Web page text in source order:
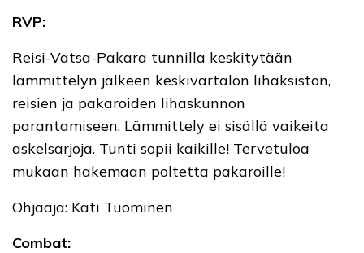
RVP:
Reisi-Vatsa-Pakara tunnilla keskitytään
lämmittelyn jälkeen keskivartalon lihaksiston,
reisien ja pakaroiden lihaskunnon
parantamiseen. Lämmittely ei sisällä vaikeita
askelsarjoja. Tunti sopii kaikille! Tervetuloa
mukaan hakemaan poltetta pakaroille!
Ohjaaja: Kati Tuominen
Combat: